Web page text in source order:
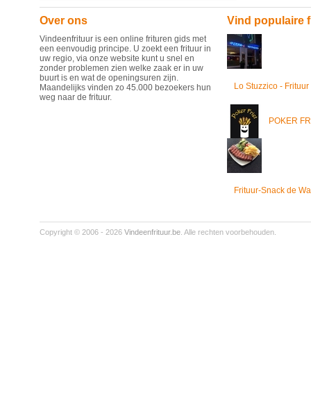
Over ons
Vindeenfrituur is een online frituren gids met
een eenvoudig principe. U zoekt een frituur in
uw regio, via onze website kunt u snel en
zonder problemen zien welke zaak er in uw
buurt is en wat de openingsuren zijn.
Maandelijks vinden zo 45.000 bezoekers hun
weg naar de frituur.
Vind populaire
Lo Stuzzico -
POKER
Frituur-Snack de
Copyright © 2006 - 2026 Vindeenfrituur.be . Alle rechten voorbehouden.